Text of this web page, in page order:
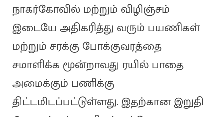
நாகர்கோவில் மற்றும் விழிஞ்சம்
இடையே அதிகரித்து வரும் பயணிகள்
மற்றும் சரக்கு போக்குவரத்தை
சமாளிக்க மூன்றாவது ரயில் பாதை
அமைக்கும் பணிக்கு
திட்டமிடப்பட்டுள்ளது. இதற்கான இறுதி